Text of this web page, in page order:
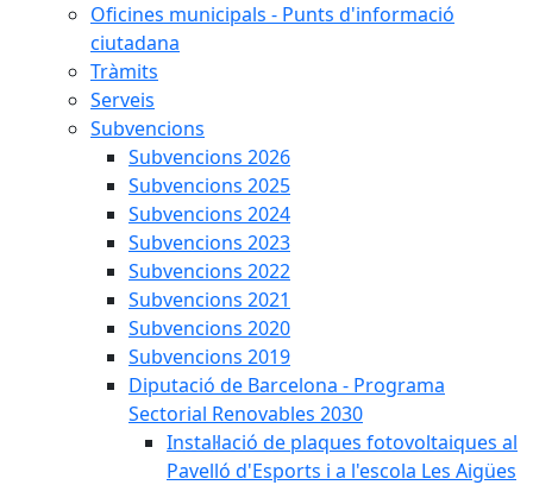
Oficines municipals - Punts d'informació
ciutadana
Tràmits
Serveis
Subvencions
Subvencions 2026
Subvencions 2025
Subvencions 2024
Subvencions 2023
Subvencions 2022
Subvencions 2021
Subvencions 2020
Subvencions 2019
Diputació de Barcelona - Programa
Sectorial Renovables 2030
Instal·lació de plaques fotovoltaiques al
Pavelló d'Esports i a l'escola Les Aigües